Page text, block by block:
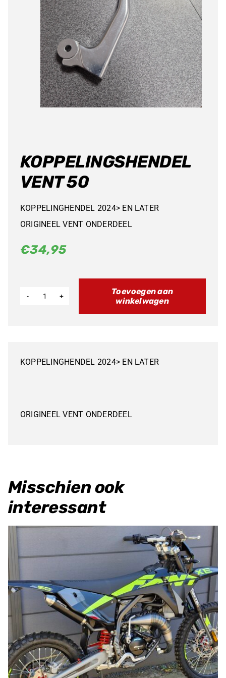
KOPPELINGSHENDEL
VENT 50
KOPPELINGHENDEL 2024> EN LATER
ORIGINEEL VENT ONDERDEEL
€34,95
KOPPELINGSHENDEL
Toevoegen aan
winkelwagen
KOPPELINGHENDEL 2024> EN LATER
ORIGINEEL VENT ONDERDEEL
Misschien ook
interessant